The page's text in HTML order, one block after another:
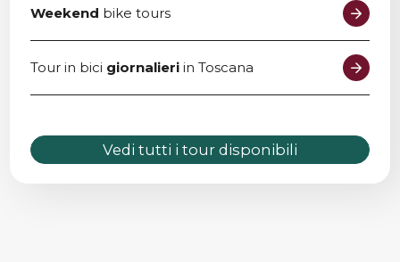
Weekend bike tours
Tour in bici giornalieriin Toscana
Vedi tutti i tour disponibili